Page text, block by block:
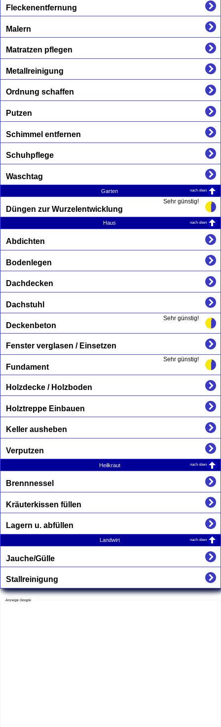
Fleckenentfernung
Malern
Matratzen pflegen
Metallreinigung
Ordnung schaffen
Putzen
Schimmel entfernen
Schuhpflege
Waschtag
Garten nach oben
Sehr günstig!
Düngen zur Wurzelentwicklung
Haus nach oben
Abdichten
Bodenlegen
Dachdecken
Dachstuhl
Sehr günstig!
Deckenbeton
Fenster verglasen / Einsetzen
Sehr günstig!
Fundament
Holzdecke / Holzboden
Holztreppe Einbauen
Keller ausheben
Verputzen
Heilkraut nach oben
Brennnessel
Kräuterkissen füllen
Lagern u. abfüllen
Landwirt nach oben
Jauche/Gülle
Stallreinigung
Anzeige Google